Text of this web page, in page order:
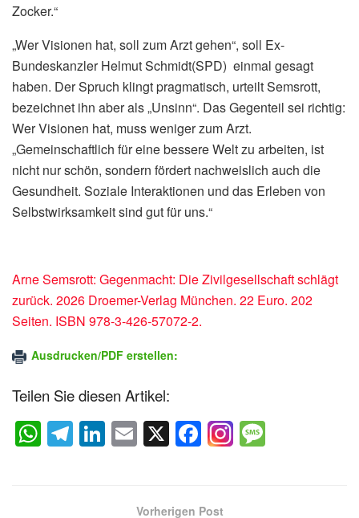
Zocker.“
„Wer Visionen hat, soll zum Arzt gehen“, soll Ex-
Bundeskanzler Helmut Schmidt(SPD) einmal gesagt
haben. Der Spruch klingt pragmatisch, urteilt Semsrott,
bezeichnet ihn aber als „Unsinn“. Das Gegenteil sei richtig:
Wer Visionen hat, muss weniger zum Arzt.
„Gemeinschaftlich für eine bessere Welt zu arbeiten, ist
nicht nur schön, sondern fördert nachweislich auch die
Gesundheit. Soziale Interaktionen und das Erleben von
Selbstwirksamkeit sind gut für uns.“
Arne Semsrott: Gegenmacht: Die Zivilgesellschaft schlägt
zurück. 2026 Droemer-Verlag München. 22 Euro. 202
Seiten. ISBN 978-3-426-57072-2.
Ausdrucken/PDF erstellen:
Teilen Sie diesen Artikel:
W
h
T
el
Li
n
E
m
X F
a
Vorherigen Post